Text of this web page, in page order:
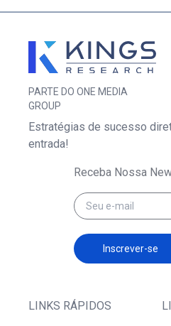
PARTE DO ONE MEDIA
GROUP
LINKS RÁPIDOS
Estratégias de sucesso
entrada!
Receba Nossa
Inscrever-se